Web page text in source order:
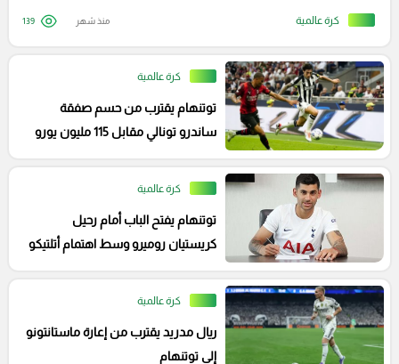
كرة عالمية منذ شهر 139
كرة عالمية
توتنهام يقترب من حسم صفقة
ساندرو تونالي مقابل 115 مليون يورو
كرة عالمية
توتنهام يفتح الباب أمام رحيل
كريستيان روميرو وسط اهتمام أتلتيكو
كرة عالمية
ريال مدريد يقترب من إعارة ماستانتونو
إلى توتنهام